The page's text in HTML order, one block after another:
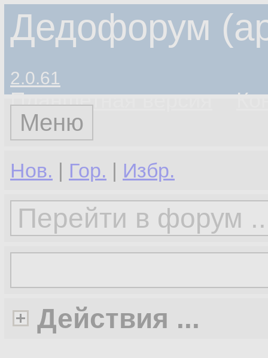
Дедофорум
2.0.61
Планшетная версия
Меню
Нов. | Гор. | Избр.
Действия ...